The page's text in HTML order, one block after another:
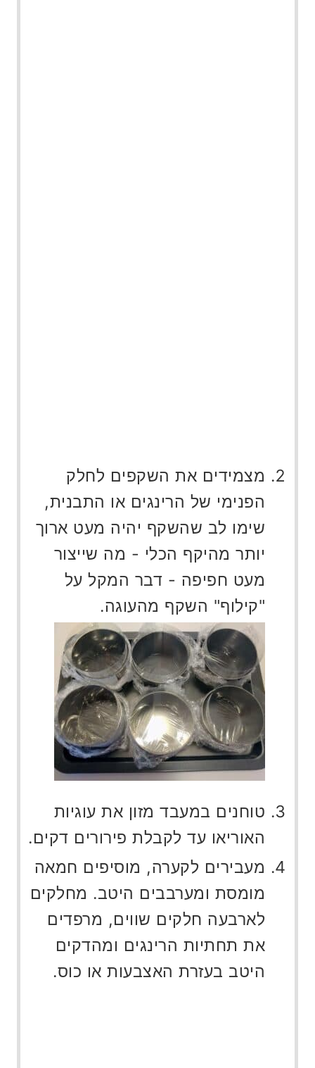
מצמידים את השקפים לחלק
הפנימי של הרינגים או התבנית,
שימו לב שהשקף יהיה מעט ארוך
יותר מהיקף הכלי - מה שייצור
מעט חפיפה - דבר המקל על
"קילוף" השקף מהעוגה.
טוחנים במעבד מזון את עוגיות
האוריאו עד לקבלת פירורים דקים.
מעבירים לקערה, מוסיפים חמאה
מומסת ומערבבים היטב. מחלקים
לארבעה חלקים שווים, מרפדים
את תחתיות הרינגים ומהדקים
היטב בעזרת האצבעות או כוס.